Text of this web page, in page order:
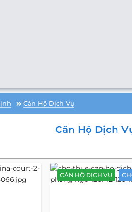
Căn Hộ Dịch Vụ
Căn Hộ Dịch
CĂN HỘ DỊCH VỤ